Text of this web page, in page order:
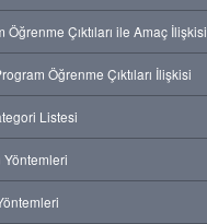
Öğrenme Çıktıları ile Amaç İlişkisi
Öğrenme Çıktıları İlişkisi
Listesi
Yöntemleri